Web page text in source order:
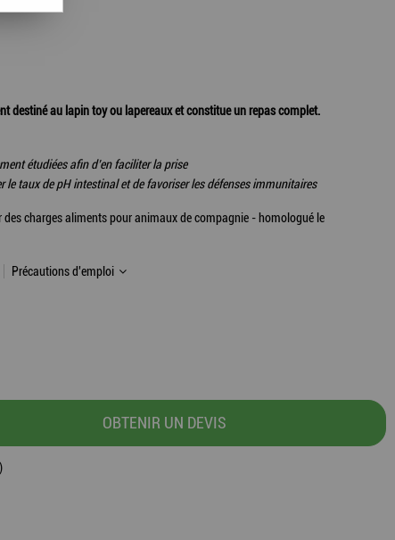
destiné au lapin toy ou lapereaux et constitue un repas complet.
étudiées afin d’en faciliter la prise
le taux de pH intestinal et de favoriser les défenses immunitaires
des charges aliments pour animaux de compagnie - homologué le
Précautions d'emploi
OBTENIR UN DEVIS